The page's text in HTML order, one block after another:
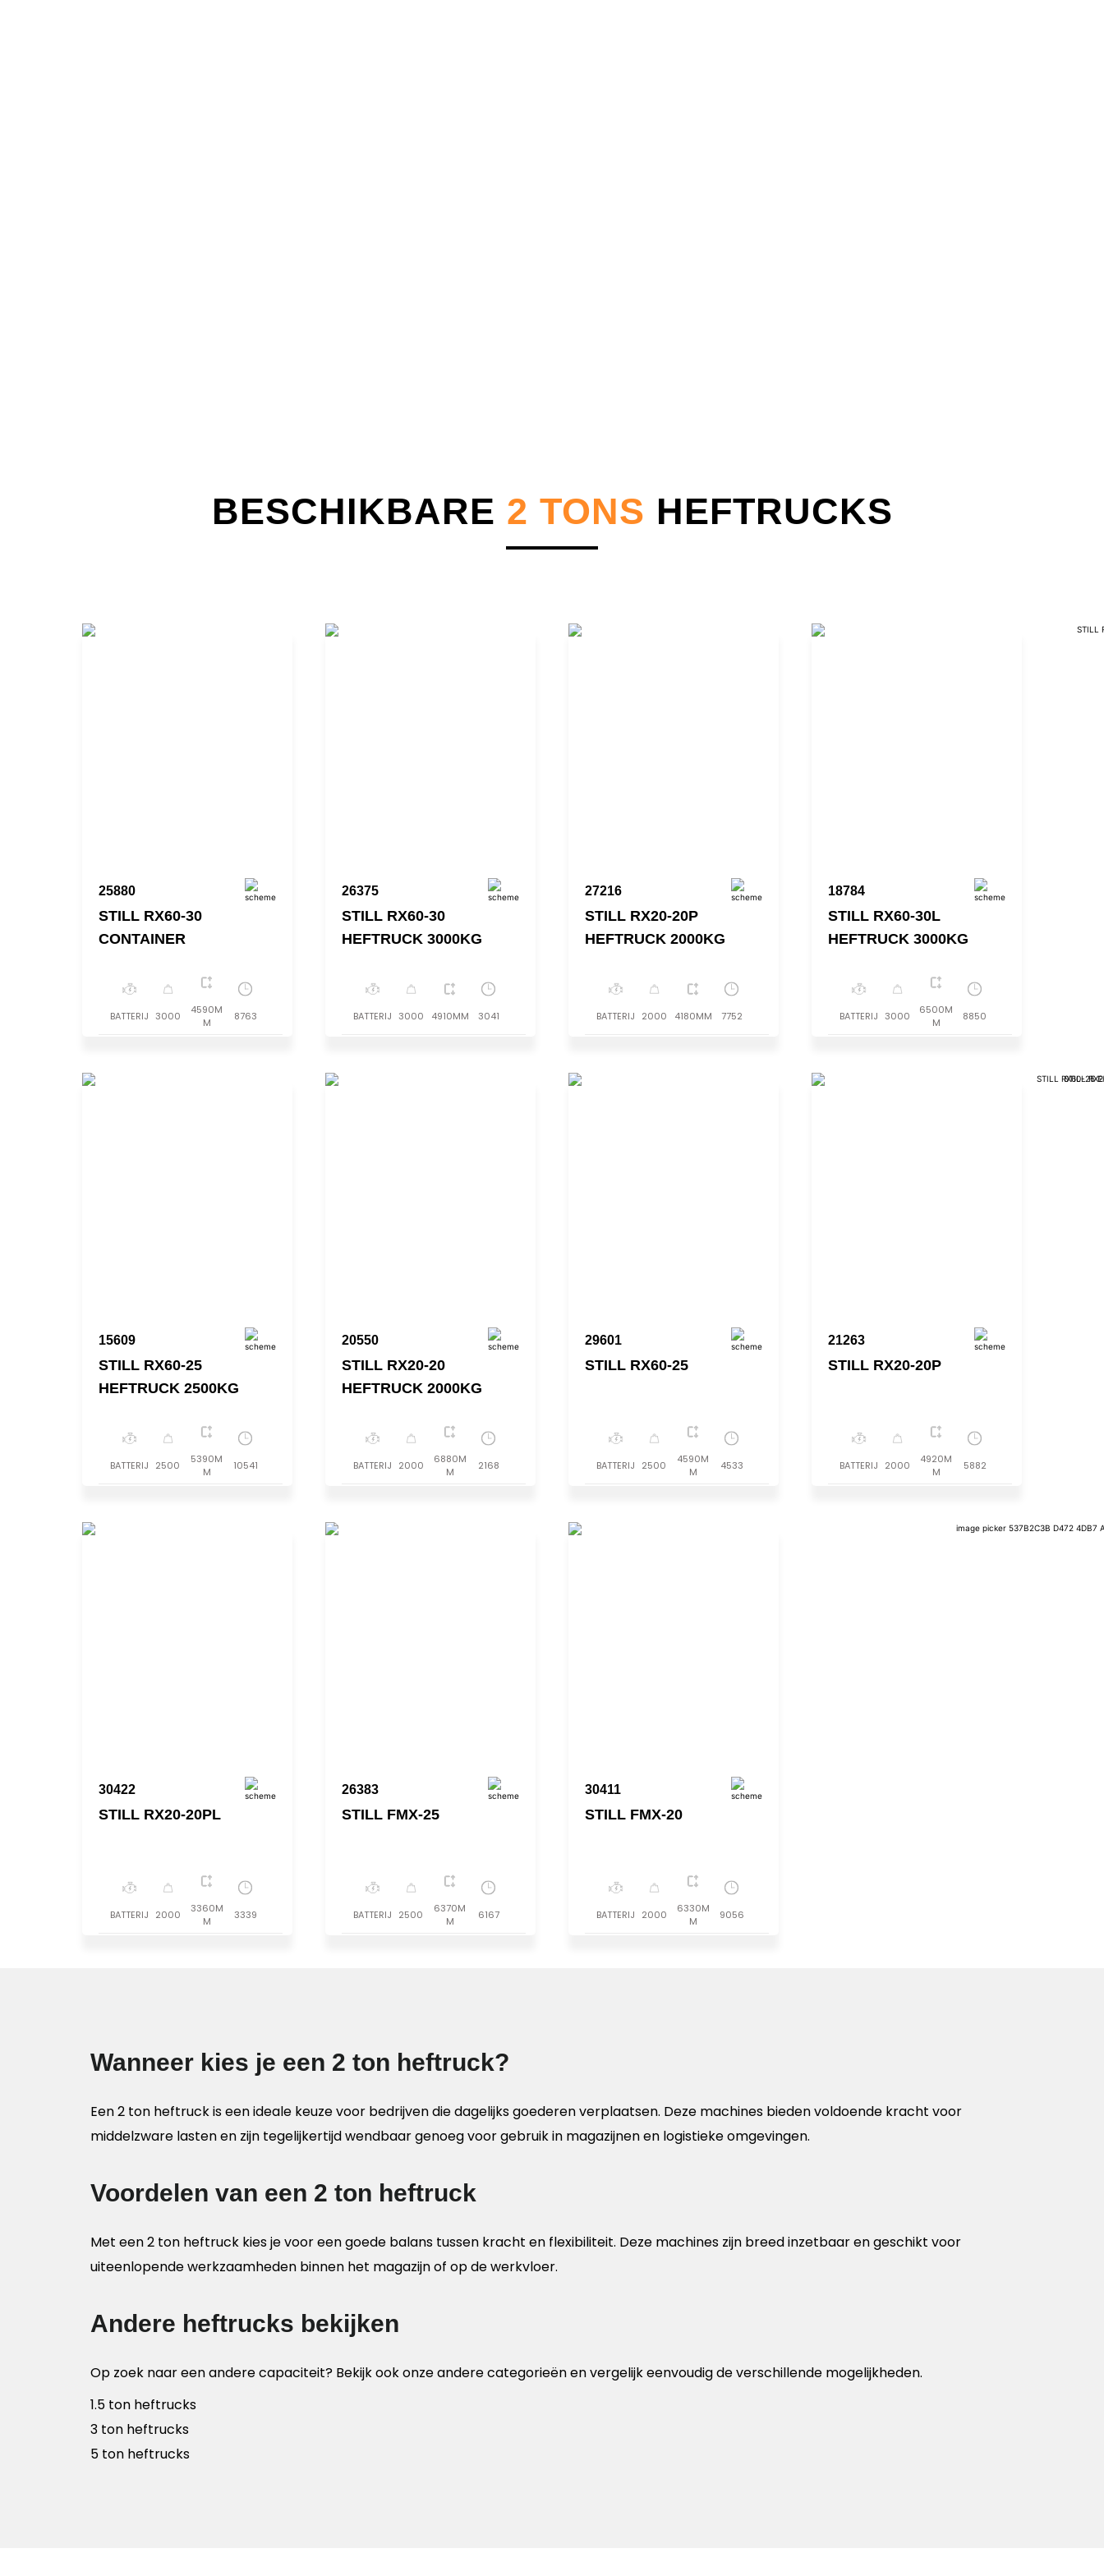
BESCHIKBARE 2 TONS HEFTRUCKS
25880
STILL RX60-30
CONTAINER
BATTERIJ 3000
4590M
M
8763
26375
STILL RX60-30
HEFTRUCK 3000KG
BATTERIJ 3000 4910MM 3041
27216
STILL RX20-20P
HEFTRUCK 2000KG
BATTERIJ 2000 4180MM 7752
18784
STILL RX60-30L
HEFTRUCK 3000KG
BATTERIJ 3000
6500M
M
8850
15609
STILL RX60-25
HEFTRUCK 2500KG
BATTERIJ 2500
5390M
M
10541
20550
STILL RX20-20
HEFTRUCK 2000KG
BATTERIJ 2000
6880M
M
2168
29601
STILL RX60-25
BATTERIJ 2500
4590M
M
4533
21263
STILL RX20-20P
BATTERIJ 2000
4920M
M
5882
30422
STILL RX20-20PL
BATTERIJ 2000
3360M
M
3339
26383
STILL FMX-25
BATTERIJ 2500
6370M
M
6167
30411
STILL FMX-20
BATTERIJ 2000
6330M
M
9056
Wanneer kies je een 2 ton heftruck?
Een 2 ton heftruck is een ideale keuze voor bedrijven die dagelijks goederen verplaatsen. Deze machines bieden voldoende kracht voor
middelzware lasten en zijn tegelijkertijd wendbaar genoeg voor gebruik in magazijnen en logistieke omgevingen.
Voordelen van een 2 ton heftruck
Met een 2 ton heftruck kies je voor een goede balans tussen kracht en flexibiliteit. Deze machines zijn breed inzetbaar en geschikt voor
uiteenlopende werkzaamheden binnen het magazijn of op de werkvloer.
Andere heftrucks bekijken
Op zoek naar een andere capaciteit? Bekijk ook onze andere categorieën en vergelijk eenvoudig de verschillende mogelijkheden.
1.5 ton heftrucks
3 ton heftrucks
5 ton heftrucks